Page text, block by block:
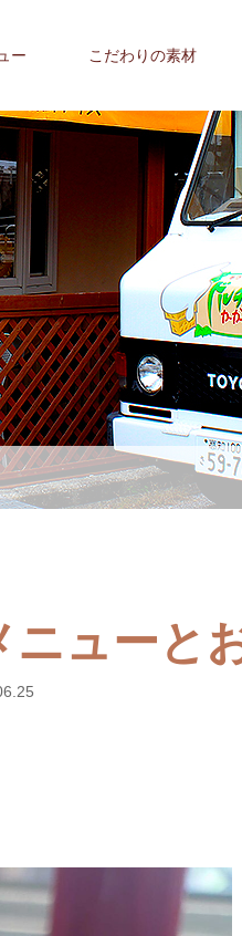
ー こだわりの素材
ューと